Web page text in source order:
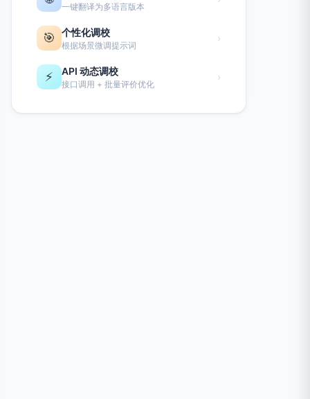
一键翻译为多语言版本
🎯 个性化调校
根据场景微调提示词
›
⚡ API 动态调校
接口调用 + 批量评价优化
›